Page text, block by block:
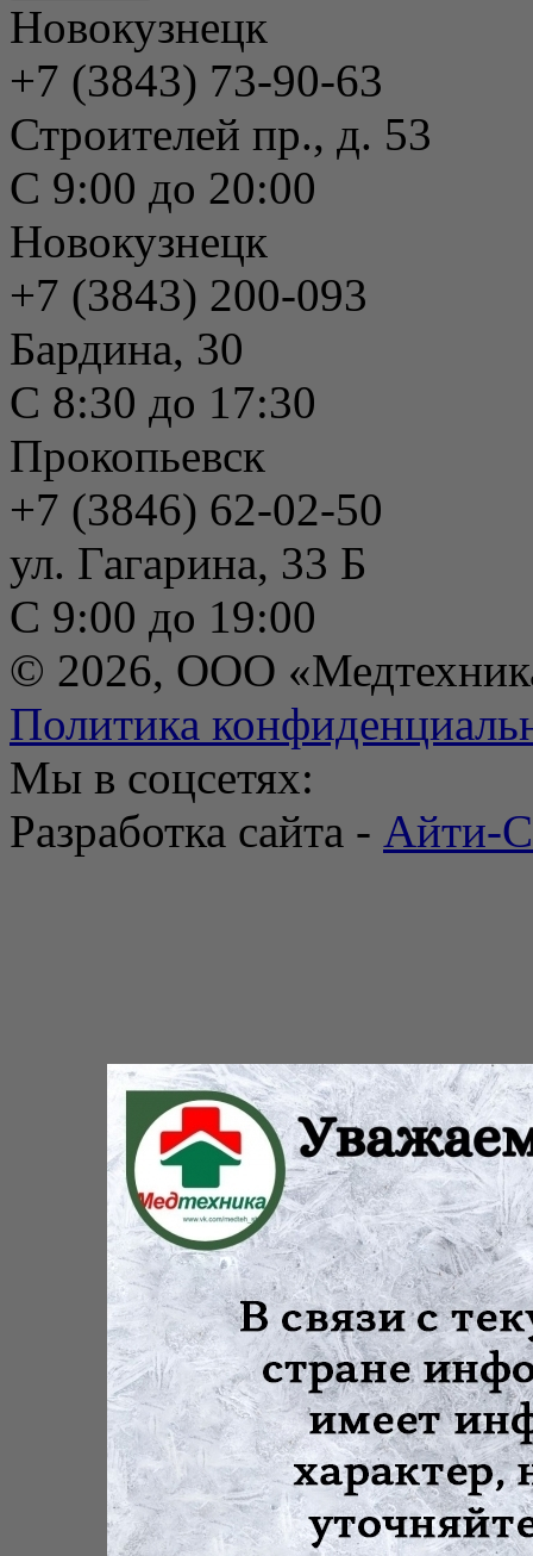
Новокузнецк
+7 (3843) 73-90-63
Строителей пр., д. 53
С 9:00 до 20:00
Новокузнецк
+7 (3843) 200-093
Бардина, 30
С 8:30 до 17:30
Прокопьевск
+7 (3846) 62-02-50
ул. Гагарина, 33 Б
С 9:00 до 19:00
© 2026, ООО
Политика
Мы в соцсетях:
Разработка сайта - Айти-